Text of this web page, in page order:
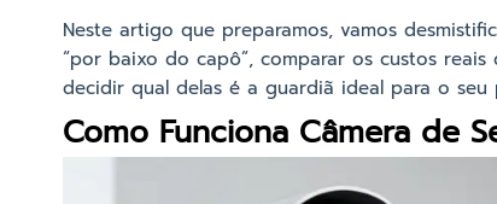
Neste artigo que preparamos, vamos
“por baixo do capô”, comparar os custos
decidir qual delas é a guardiã ideal para o
Como Funciona Câmera de